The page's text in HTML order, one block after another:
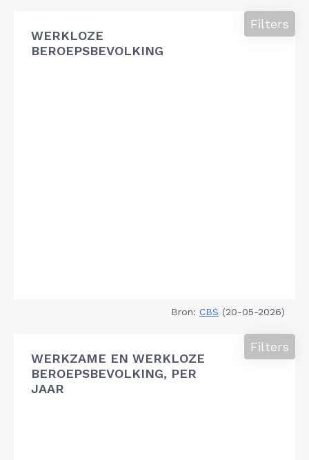
WERKLOZE
BEROEPSBEVOLKING
Filters
Bron: CBS (20-05-2026)
WERKZAME EN WERKLOZE
BEROEPSBEVOLKING, PER
JAAR
Filters